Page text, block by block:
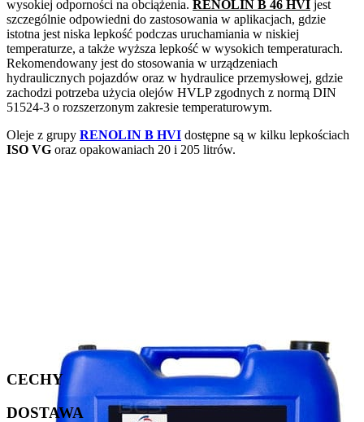
wysokiej odporności na obciążenia. RENOLIN B 46 HVI jest
szczególnie odpowiedni do zastosowania w aplikacjach, gdzie
istotna jest niska lepkość podczas uruchamiania w niskiej
temperaturze, a także wyższa lepkość w wysokich temperaturach.
Rekomendowany jest do stosowania w urządzeniach
hydraulicznych pojazdów oraz w hydraulice przemysłowej, gdzie
zachodzi potrzeba użycia olejów HVLP zgodnych z normą DIN
51524-3 o rozszerzonym zakresie temperaturowym.
Oleje z grupy RENOLIN B HVI dostępne są w kilku lepkościach
ISO VG oraz opakowaniach 20 i 205 litrów.
CECHY
DOSTAWA